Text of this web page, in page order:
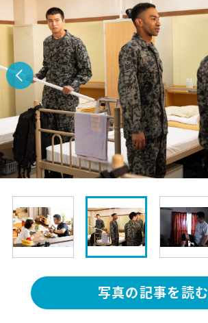
写真の記事を読む